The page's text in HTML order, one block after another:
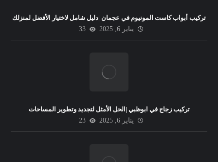
تركيب أبواب كاست المونيوم في عجمان |دليل شامل لاختيار الأفضل لمنزلك
يناير 6, 2025
33
تركيب زجاج في ابوظبي |الحل الأمثل لتجديد وتطوير المساحات
يناير 6, 2025
23